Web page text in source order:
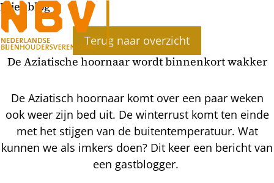
Bijenblog
Terug naar overzicht
De Aziatische hoornaar wordt binnenkort wakker
De Aziatisch hoornaar komt over een paar weken
ook weer zijn bed uit. De winterrust komt ten einde
met het stijgen van de buitentemperatuur. Wat
kunnen we als imkers doen? Dit keer een bericht van
een gastblogger.